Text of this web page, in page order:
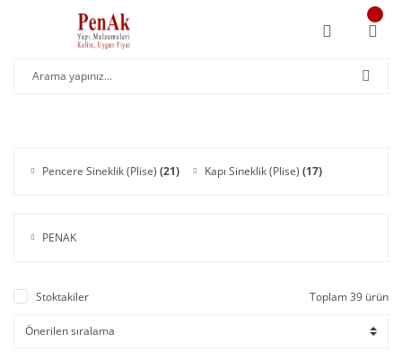
Pencere Sineklik (Plise) (21) Kapı Sineklik (Plise) (17)
PENAK
Stoktakiler Toplam 39 ürün